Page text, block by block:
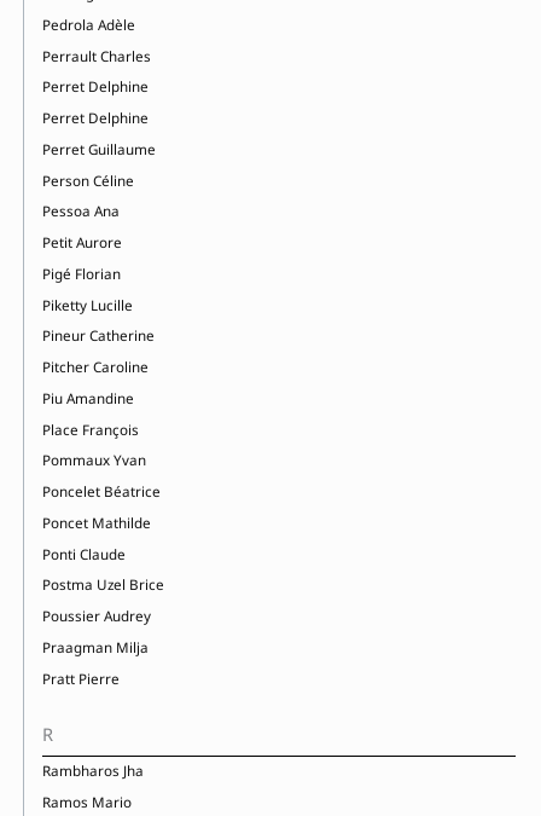
Pedrola Adèle
Perrault Charles
Perret Delphine
Perret Delphine
Perret Guillaume
Person Céline
Pessoa Ana
Petit Aurore
Pigé Florian
Piketty Lucille
Pineur Catherine
Pitcher Caroline
Piu Amandine
Place François
Pommaux Yvan
Poncelet Béatrice
Poncet Mathilde
Ponti Claude
Postma Uzel Brice
Poussier Audrey
Praagman Milja
Pratt Pierre
R
Rambharos Jha
Ramos Mario